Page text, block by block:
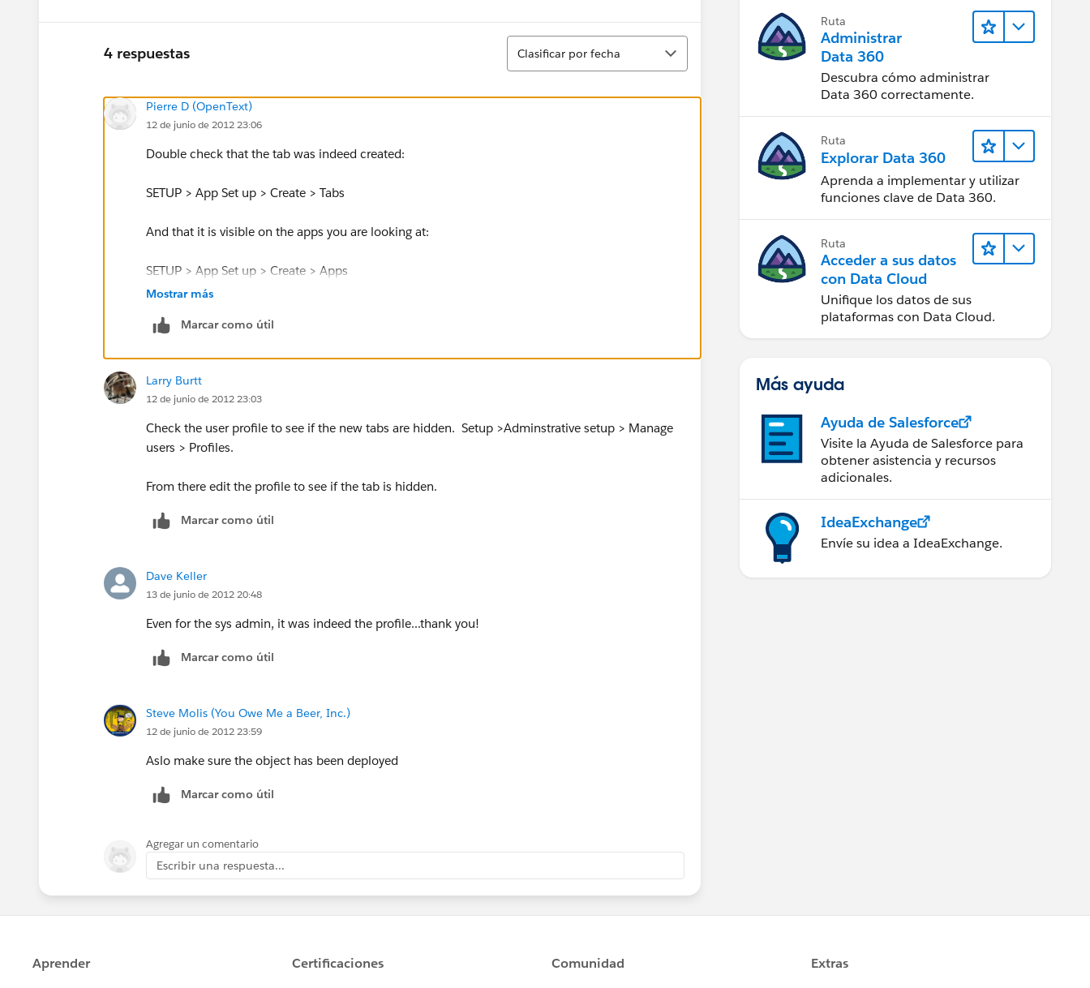
4 respuestas
Ordenar
Clasificar por fecha
Pierre D (OpenText)
12 de junio de 2012 23:06
Double check that the tab was indeed created:
SETUP > App Set up > Create > Tabs
And that it is visible on the apps you are looking at:
SETUP > App Set up > Create > Apps
SETUP > Administration Setup > Manager Users > Profile > *profile* > Tab Settings > Custom Tab
Settings
One of these should fix your issue :)
Mostrar más
Marcar como útil
Larry Burtt
12 de junio de 2012 23:03
Check the user profile to see if the new tabs are hidden. Setup >Adminstrative setup > Manage
users > Profiles.
From there edit the profile to see if the tab is hidden.
Marcar como útil
Dave Keller
13 de junio de 2012 20:48
Even for the sys admin, it was indeed the profile...thank you!
Marcar como útil
Steve Molis (You Owe Me a Beer, Inc.)
12 de junio de 2012 23:59
Aslo make sure the object has been deployed
Marcar como útil
Agregar un comentario
Escribir una respuesta...
Ruta
Administrar
Data 360
Descubra cómo administrar
Data 360 correctamente.
Ruta
Explorar Data 360
Aprenda a implementar y utilizar
funciones clave de Data 360.
Ruta
Acceder a sus datos
con Data Cloud
Unifique los datos de sus
plataformas con Data Cloud.
Más ayuda
Ayuda de Salesforce
Visite la Ayuda de Salesforce para
obtener asistencia y recursos
adicionales.
IdeaExchange
Envíe su idea a IdeaExchange.